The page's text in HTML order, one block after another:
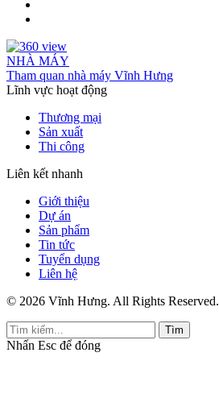
NHÀ MÁY
Tham quan nhà máy Vĩnh Hưng
Lĩnh vực hoạt động
Thương mại
Sản xuất
Thi công
Liên kết nhanh
Giới thiệu
Dự án
Sản phẩm
Tin tức
Tuyển dụng
Liên hệ
© 2026 Vĩnh Hưng. All Rights Reserved.
Tìm
Nhấn Esc để đóng